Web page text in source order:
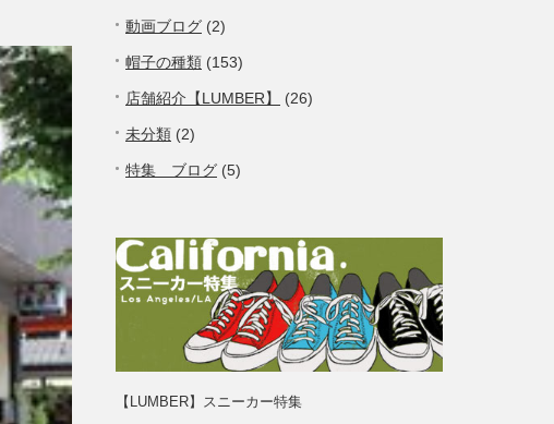
動画ブログ (2)
帽子の種類 (153)
店舗紹介【LUMBER】 (26)
未分類 (2)
特集 ブログ (5)
【LUMBER】スニーカー特集